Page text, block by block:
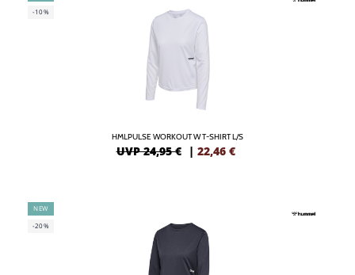
-10%
HMLPULSE WORKOUT W T-SHIRT L/S
UVP 24,95 € | 22,46 €
NEW
-20%